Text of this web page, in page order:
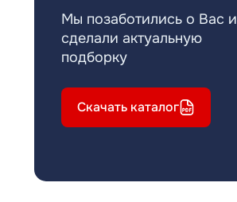
Мы позаботились о Вас и
сделали актуальную
подборку
Скачать каталог